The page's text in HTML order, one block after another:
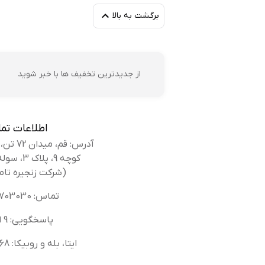
برگشت به بالا
از جدیدترین تخفیف ها با خبر شوید
اطلاعات
آدرس: قم، میدان 72 تن، بلوار کوه سفید،
کوچه 9، پلاک 3، سوله بانک کفش
(شرکت زنجیره
تماس: 02536703030
پاسخگویی: 9 الی 14
ایتا، بله و روبیکا: 09336616568